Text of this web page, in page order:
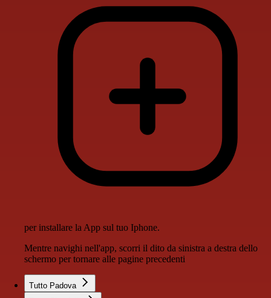
per installare la App sul tuo Iphone.
Mentre navighi nell'app, scorri il dito da sinistra a destra dello
schermo per tornare alle pagine precedenti
Tutto Padova